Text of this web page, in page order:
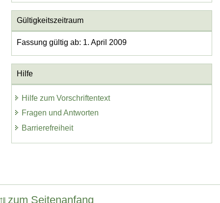
Gültigkeitszeitraum
Fassung gültig ab: 1. April 2009
Hilfe
Hilfe zum Vorschriftentext
Fragen und Antworten
Barrierefreiheit
zum Seitenanfang